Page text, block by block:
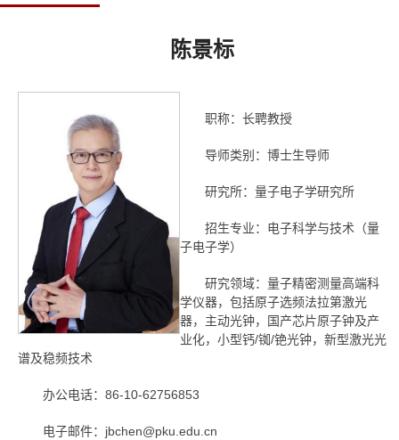
陈景标
职称：长聘教授
导师类别：博士生导师
研究所：量子电子学研究所
招生专业：电子科学与技术（量
子电子学）
研究领域：量子精密测量高端科
学仪器，包括原子选频法拉第激光
器，主动光钟，国产芯片原子钟及产
业化，小型钙/铷/铯光钟，新型激光光
谱及稳频技术
办公电话：86-10-62756853
电子邮件：jbchen@pku.edu.cn